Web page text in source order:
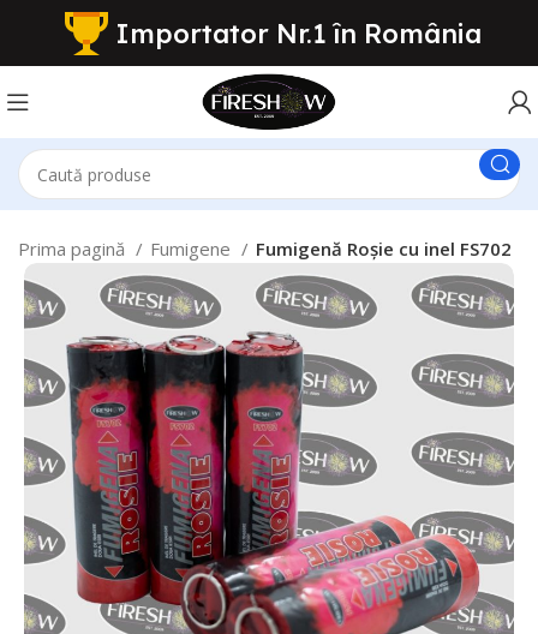
Importator Nr.1 în România
Prima pagină Fumigene Fumigenă Roșie cu inel FS702